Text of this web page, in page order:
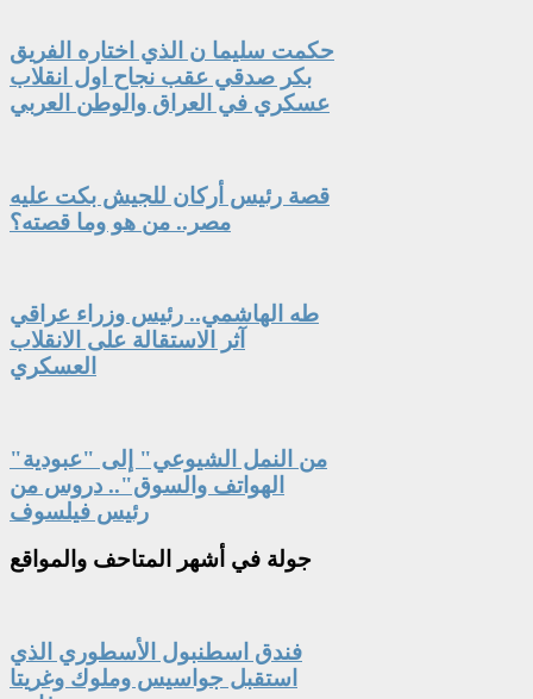
حكمت سليما ن الذي اختاره الفريق
بكر صدقي عقب نجاح اول انقلاب
عسكري في العراق والوطن العربي
قصة رئيس أركان للجيش بكت عليه
مصر.. من هو وما قصته؟
طه الهاشمي.. رئيس وزراء عراقي
آثر الاستقالة على الانقلاب
العسكري
"من النمل الشيوعي" إلى "عبودية
الهواتف والسوق".. دروس من
رئيس فيلسوف
جولة في أشهر المتاحف والمواقع
فندق اسطنبول الأسطوري الذي
استقبل جواسيس وملوك وغريتا